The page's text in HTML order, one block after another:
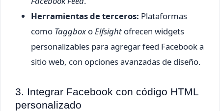
Herramientas de terceros: Plataformas
como TaggboxoElfsight ofrecen widgets
personalizables para agregar feed Facebook a
sitio web, con opciones avanzadas de diseño.
3. Integrar Facebook con código HTML
personalizado